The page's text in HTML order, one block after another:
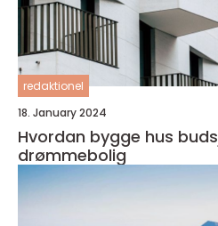
redaktionel
18. January 2024
Hvordan bygge hus
drømmebolig